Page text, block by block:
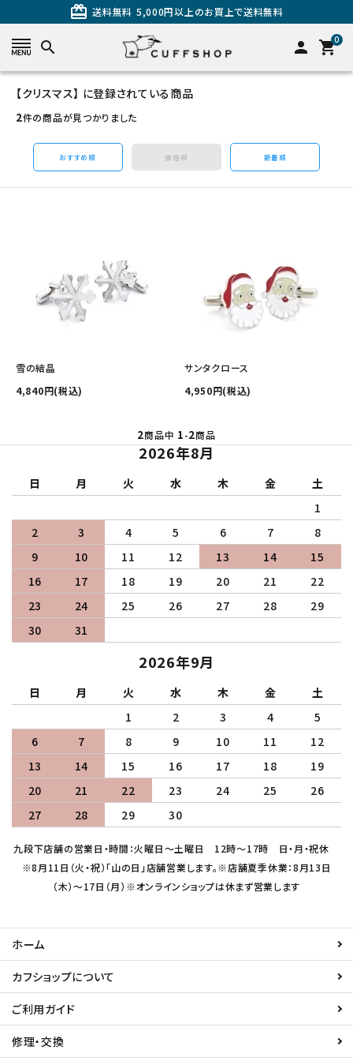
card_giftcard 送料無料 5,000円以上のお買上で送料無料
search person 0
shopping_cart
search
カテゴリーから探す
カフスを探す
ご利用ガイド
カフス相談室
お問い合わせ
【クリスマス】 に登録されている商品
2件の商品が見つかりました
おすすめ順 価格順 新着順
雪の結晶
4,840円(税込)
サンタクロース
4,950円(税込)
2商品中 1-2商品
2026年8月
日 月 火 水 木 金
土
1
2
3 4 5 6 7
8
9
10 11 12 13 14
15
16
17 18 19 20 21
22
23
24 25 26 27 28
29
30
31
2026年9月
日 月 火 水 木 金
土
1
2 3 4
5
6
7 8 9 10 11
12
13
14 15 16 17 18
19
20
21 22 23 24 25
26
27
28 29 30
九段下店舗の営業日・時間：火曜日～土曜日 12時～17時 日・月・祝休
※8月11日（火・祝）「山の日」店舗営業します。※店舗夏季休業：8月13日
（木）～17日（月）※オンラインショップは休まず営業します
ホーム
カフショップについて
ご利用ガイド
修理・交換